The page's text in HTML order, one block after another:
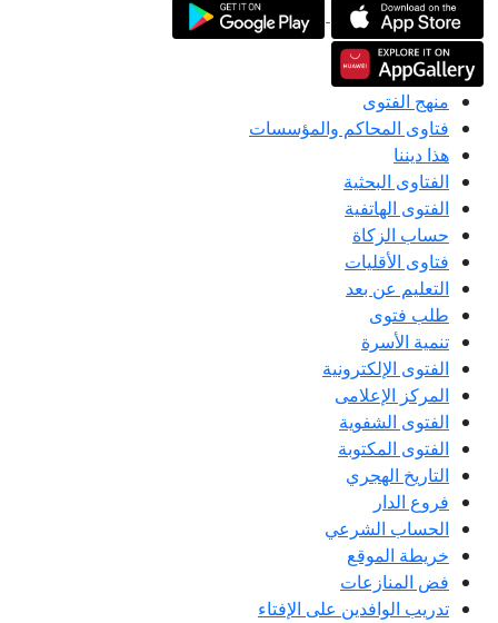
منهج الفتوى
فتاوى المحاكم والمؤسسات
هذا ديننا
الفتاوى البحثية
الفتوى الهاتفية
حساب الزكاة
فتاوى الأقليات
التعليم عن بعد
طلب فتوى
تنمية الأسرة
الفتوى الإلكترونية
المركز الإعلامى
الفتوى الشفوية
الفتوى المكتوبة
التاريخ الهجري
فروع الدار
الحساب الشرعي
خريطة الموقع
فض المنازعات
تدريب الوافدين على الإفتاء